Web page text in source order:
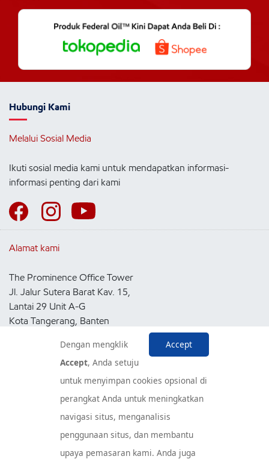
Hubungi Kami
Melalui Sosial Media
Ikuti sosial media kami untuk mendapatkan informasi-
informasi penting dari kami
Alamat kami
The Prominence Office Tower
Jl. Jalur Sutera Barat Kav. 15,
Lantai 29 Unit A-G
Kota Tangerang, Banten
Pusat Layanan Konsumen
Accept
Dengan mengklik
Accept, Anda setuju
untuk menyimpan cookies opsional di
perangkat Anda untuk meningkatkan
navigasi situs, menganalisis
penggunaan situs, dan membantu
upaya pemasaran kami. Anda juga